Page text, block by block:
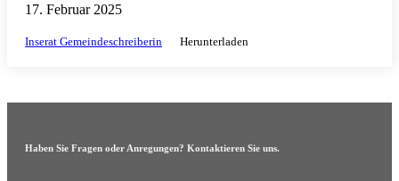
17. Februar 2025
Inserat Gemeindeschreiberin Herunterladen
Haben Sie Fragen oder Anregungen? Kontaktieren Sie uns.